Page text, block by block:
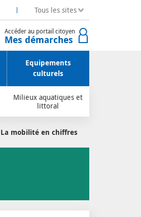
Tous les sites
Accéder au portail citoyen
Mes démarches
Milieux aquatiques et
littoral
Equipements
culturels
La mobilité en chiffres